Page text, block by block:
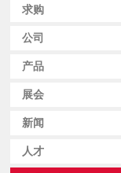
求购
公司
产品
展会
新闻
人才